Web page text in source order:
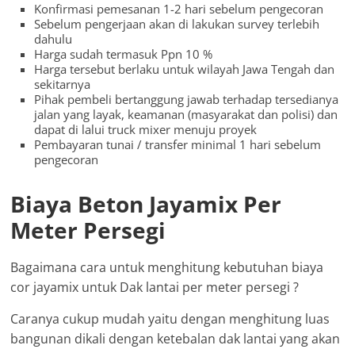
Konfirmasi pemesanan 1-2 hari sebelum pengecoran
Sebelum pengerjaan akan di lakukan survey terlebih
dahulu
Harga sudah termasuk Ppn 10 %
Harga tersebut berlaku untuk wilayah Jawa Tengah dan
sekitarnya
Pihak pembeli bertanggung jawab terhadap tersedianya
jalan yang layak, keamanan (masyarakat dan polisi) dan
dapat di lalui truck mixer menuju proyek
Pembayaran tunai / transfer minimal 1 hari sebelum
pengecoran
Biaya Beton Jayamix Per
Meter Persegi
Bagaimana cara untuk menghitung kebutuhan biaya
cor jayamix untuk Dak lantai per meter persegi ?
Caranya cukup mudah yaitu dengan menghitung luas
bangunan dikali dengan ketebalan dak lantai yang akan